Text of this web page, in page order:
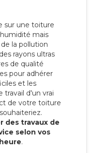
sur une toiture
mais
la pollution
rayons ultras
de qualité
pour adhérer
et les
travail d'un vrai
de votre toiture
des travaux de
selon vos
.